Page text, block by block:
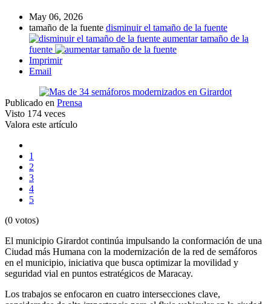
May 06, 2026
tamaño de la fuente disminuir el tamaño de la fuente
aumentar tamaño de la
fuente
Imprimir
Email
Publicado en Prensa
Visto 174 veces
Valora este artículo
1
2
3
4
5
(0 votos)
El municipio Girardot continúa impulsando la conformación de una
Ciudad más Humana con la modernización de la red de semáforos
en el municipio, iniciativa que busca optimizar la movilidad y
seguridad vial en puntos estratégicos de Maracay.
Los trabajos se enfocaron en cuatro intersecciones clave,